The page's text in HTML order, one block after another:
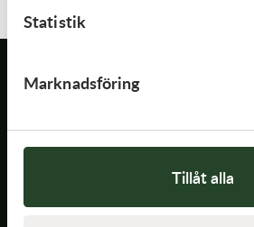
Statistik
Marknadsföring
Tillåt alla
Vinschar & Tillbehör